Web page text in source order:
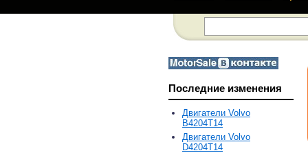
Последние изменения
Двигатели Volvo
B4204T14
Двигатели Volvo
D4204T14